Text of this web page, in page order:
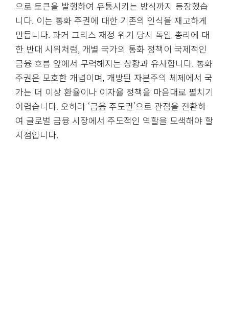
으로 토큰을 발행하여 유통시키는 방식까지 등장했습
니다. 이는 통화 주권에 대한 기존의 인식을 재고하게
만듭니다. 과거 그리스 재정 위기 당시 독일 총리에 대
한 반대 시위처럼, 개별 국가의 통화 정책이 국제적인
금융 흐름 앞에서 무력해지는 상황과 유사합니다. 통화
주권은 모호한 개념이며, 개방된 자본주의 체제에서 국
가는 더 이상 환율이나 이자율 정책을 마음대로 펼치기
어렵습니다. 오히려 ‘금융 주도권’으로 관점을 전환하
여 글로벌 금융 시장에서 주도적인 역할을 모색해야 할
시점입니다.